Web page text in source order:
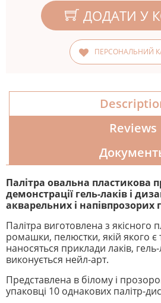
ДОДАТИ У
ПЕРСОНАЛЬНИЙ
Reviews
Палітра овальна пластикова
демонстрації гель-лаків і
акварельних і напівпрозорих
Палітра виготовлена ​​з якісного
ромашки, пелюстки, якій якого
наносяться приклади лаків,
виконується нейл-арт.
Представлена ​​в білому і
упаковці 10 однакових палітр-